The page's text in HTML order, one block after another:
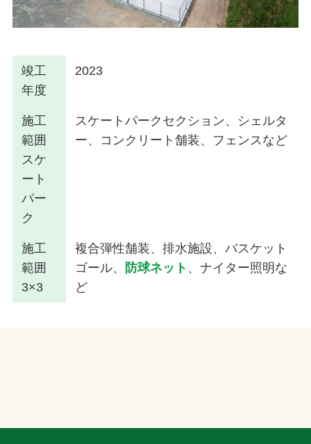
竣工
年度
2023
施工
範囲
スケ
ート
パー
ク
スケートパークセクション、シェルタ
ー、コンクリート舗装、フェンスなど
施工
範囲
3×3
複合弾性舗装、排水施設、バスケット
ゴール、
防球ネット 、ナイター照明な
ど